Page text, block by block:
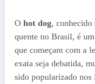
O hot dog, conhecido
quente no Brasil, é
que começam com a
exata seja debatida,
sido popularizado